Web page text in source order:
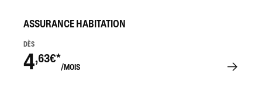
ASSURANCE HABITATION
DÈS
4,63€*
/MOIS